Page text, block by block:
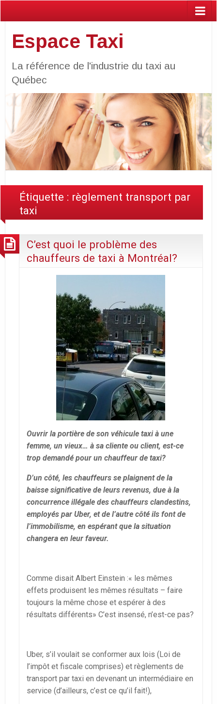
Espace Taxi
La référence de l'industrie du taxi au
Québec
Étiquette : règlement transport par
taxi
C’est quoi le problème des
chauffeurs de taxi à Montréal?
Ouvrir la portière de son véhicule taxi à une
femme, un vieux… à sa cliente ou client, est-ce
trop demandé pour un chauffeur de taxi?
D’un côté, les chauffeurs se plaignent de la
baisse significative de leurs revenus, due à la
concurrence illégale des chauffeurs clandestins,
employés par Uber, et de l’autre côté ils font de
l’immobilisme, en espérant que la situation
changera en leur faveur.
Comme disait Albert Einstein :« les mêmes
effets produisent les mêmes résultats – faire
toujours la même chose et espérer à des
résultats différents» C’est insensé, n’est-ce pas?
Uber, s’il voulait se conformer aux lois (Loi de
l’impôt et fiscale comprises) et règlements de
transport par taxi en devenant un intermédiaire en
service (d’ailleurs, c’est ce qu’il fait!),